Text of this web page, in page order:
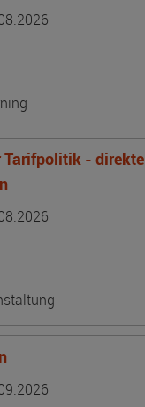
Tarifpolitik - direkte